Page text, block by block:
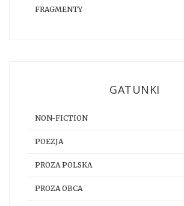
FRAGMENTY
GATUNKI
NON-FICTION
POEZJA
PROZA POLSKA
PROZA OBCA